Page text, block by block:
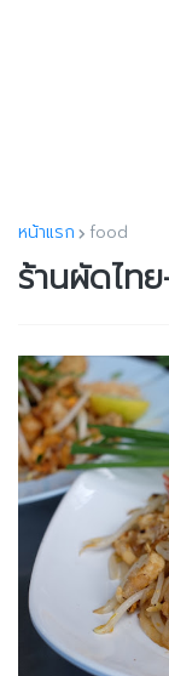
หน้าแรก food
ร้านผัดไท